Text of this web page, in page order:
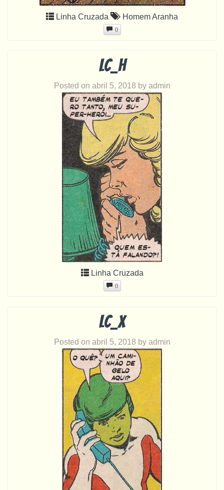
Linha Cruzada Homem Aranha
0
LC_h
Posted on abril 5, 2018 by admin
Linha Cruzada
0
LC_X
Posted on abril 5, 2018 by admin